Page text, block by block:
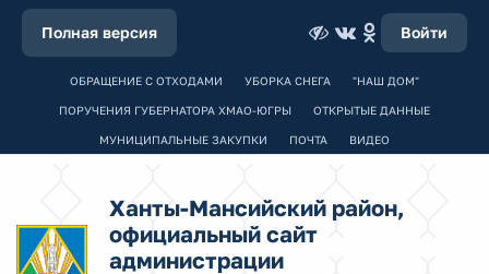
Полная версия Войти
ОБРАЩЕНИЕ С ОТХОДАМИ УБОРКА СНЕГА "НАШ ДОМ"
ПОРУЧЕНИЯ ГУБЕРНАТОРА ХМАО-ЮГРЫ ОТКРЫТЫЕ ДАННЫЕ
МУНИЦИПАЛЬНЫЕ ЗАКУПКИ ПОЧТА ВИДЕО
Ханты-Мансийский район,
официальный сайт
администрации